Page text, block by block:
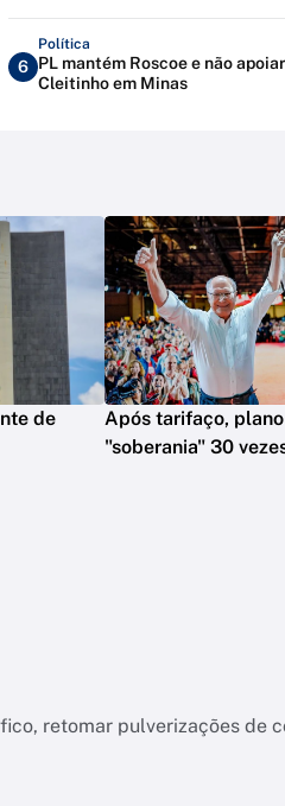
6
Política
PL mantém Roscoe e não
Cleitinho em Minas
de
Após tarifaço,
"soberania" 30
retomar pulverizações de